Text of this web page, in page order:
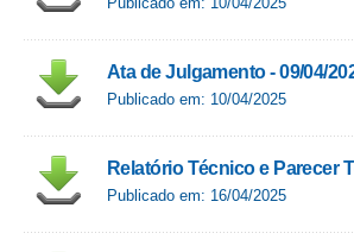
Ata de Julgamento - 09/04/
Publicado em: 10/04/2025
Relatório Técnico e Parecer
Publicado em: 16/04/2025